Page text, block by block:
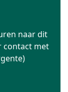
naar dit
contact met